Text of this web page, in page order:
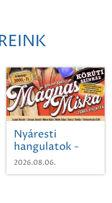
Nyáresti
hangulatok -
Mágnás Miska
2026.08.06.